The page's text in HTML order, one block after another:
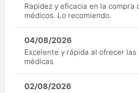
Rapidez y eficacia en la compra
médicos. Lo recomiendo.
04/08/2026
Excelente y rápida al ofrecer las
médicas
02/08/2026